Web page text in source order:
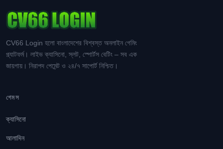
CV66 Login হলো বাংলাদেশের বিশ্বস্ত অনলাইন গেমিং
প্ল্যাটফর্ম। লাইভ ক্যাসিনো, স্লট, স্পোর্টস বেটিং – সব এক
জায়গায়। নিরাপদ পেমেন্ট ও ২৪/৭ সাপোর্ট নিশ্চিত।
গেমস
ক্যাসিনো
আলাদিন